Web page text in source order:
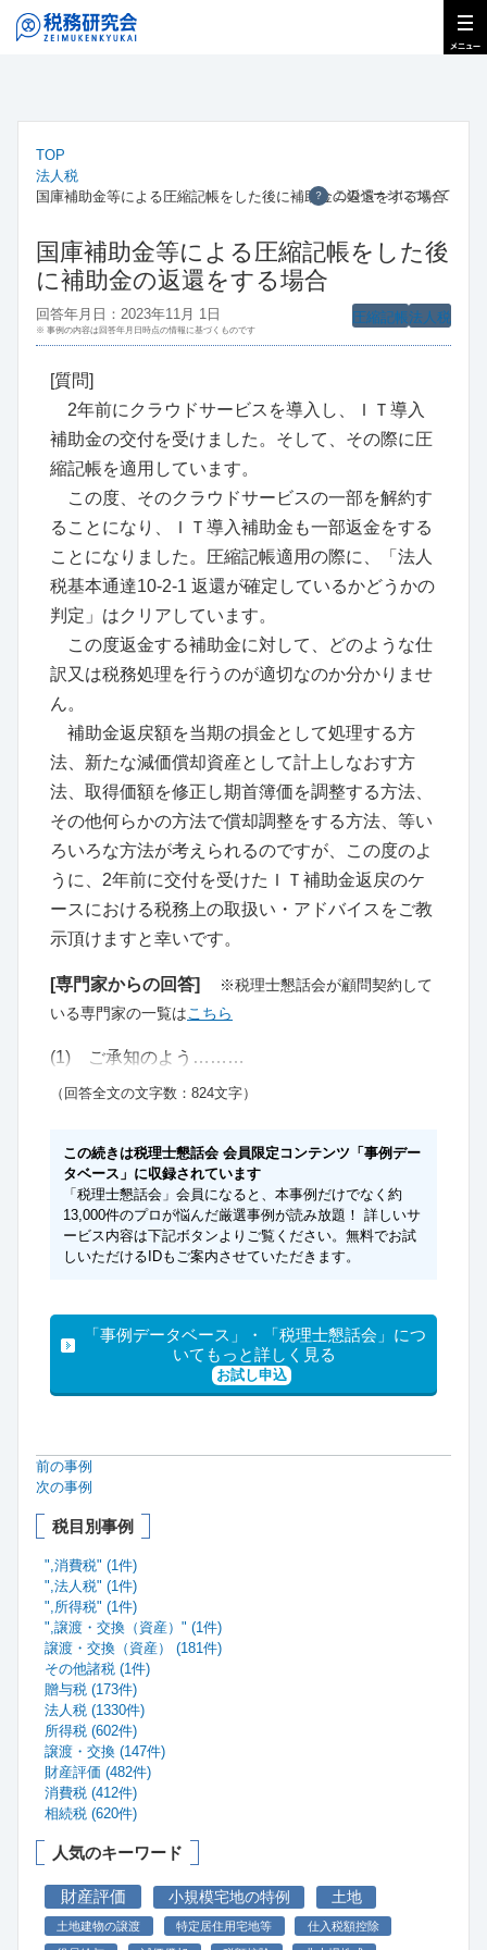
TOP
法人税
国庫補助金等による圧縮記帳をした後に補助金の返還をする場合
？ このページについて
国庫補助金等による圧縮記帳をした後
に補助金の返還をする場合
法人税
圧縮記帳
回答年月日：2023年11月 1日
※ 事例の内容は回答年月日時点の情報に基づくものです
[質問]
2年前にクラウドサービスを導入し、ＩＴ導入
補助金の交付を受けました。そして、その際に圧
縮記帳を適用しています。
この度、そのクラウドサービスの一部を解約す
ることになり、ＩＴ導入補助金も一部返金をする
ことになりました。圧縮記帳適用の際に、「法人
税基本通達10-2-1 返還が確定しているかどうかの
判定」はクリアしています。
この度返金する補助金に対して、どのような仕
訳又は税務処理を行うのが適切なのか分かりませ
ん。
補助金返戻額を当期の損金として処理する方
法、新たな減価償却資産として計上しなおす方
法、取得価額を修正し期首簿価を調整する方法、
その他何らかの方法で償却調整をする方法、等い
ろいろな方法が考えられるのですが、この度のよ
うに、2年前に交付を受けたＩＴ補助金返戻のケ
ースにおける税務上の取扱い・アドバイスをご教
示頂けますと幸いです。
[専門家からの回答]
※税理士懇話会が顧問契約して
いる専門家の一覧はこちら
(1) ご承知のよう………
（回答全文の文字数：824文字）
この続きは税理士懇話会 会員限定コンテンツ「事例デー
タベース」に収録されています
「税理士懇話会」会員になると、本事例だけでなく約
13,000件のプロが悩んだ厳選事例が読み放題！ 詳しいサ
ービス内容は下記ボタンよりご覧ください。無料でお試
しいただけるIDもご案内させていただきます。
「事例データベース」・「税理士懇話会」につ
いてもっと詳しく見る
お試し申込
前の事例
次の事例
税目別事例
",消費税" (1件)
",法人税" (1件)
",所得税" (1件)
",譲渡・交換（資産）" (1件)
譲渡・交換（資産） (181件)
その他諸税 (1件)
贈与税 (173件)
法人税 (1330件)
所得税 (602件)
譲渡・交換 (147件)
財産評価 (482件)
消費税 (412件)
相続税 (620件)
人気のキーワード
財産評価 小規模宅地の特例 土地
土地建物の譲渡 特定居住用宅地等 仕入税額控除